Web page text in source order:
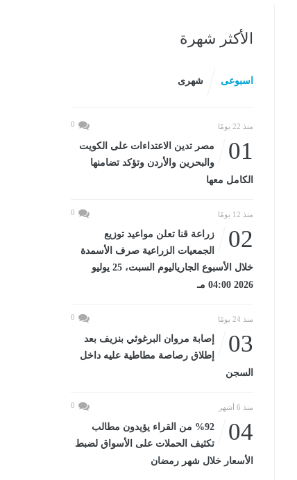
الأكثر شهرة
اسبوعى شهرى
منذ 22 يومًا 0
01
مصر تدين الاعتداءات على الكويت
والبحرين والأردن وتؤكد تضامنها
الكامل معها
منذ 12 يومًا 0
02
زراعة قنا تعلن مواعيد توزيع
الجمعيات الزراعية صرف الأسمدة
خلال الأسبوع الجارياليوم السبت، 25 يوليو
2026 04:00 مـ
منذ 24 يومًا 0
03
إصابة مروان البرغوثي بنزيف بعد
إطلاق رصاصة مطاطية عليه داخل
السجن
منذ 6 أشهر 0
04
%92 من القراء يؤيدون مطالب
تكثيف الحملات على الأسواق لضبط
الأسعار خلال شهر رمضان